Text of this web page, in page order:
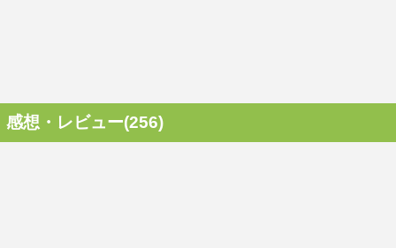
感想・レビュー(256)